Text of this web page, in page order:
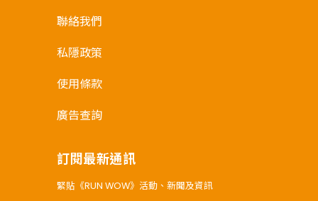
聯絡我們
私隱政策
使用條款
廣告查詢
訂閱最新通訊
緊貼《RUN WOW》活動、新聞及資訊